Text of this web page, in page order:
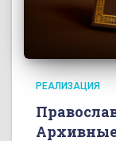
РЕАЛИЗАЦИЯ